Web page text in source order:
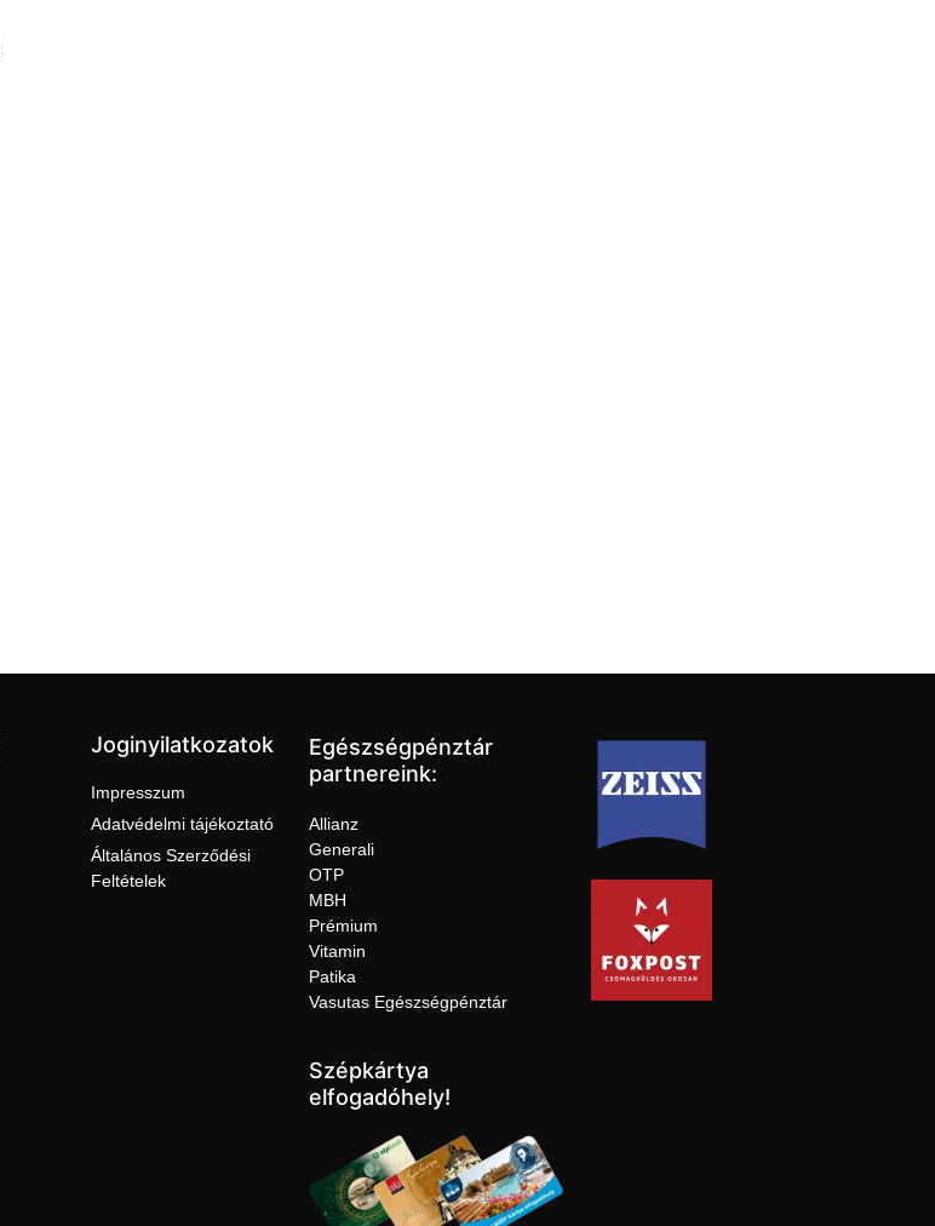
Joginyilatkozatok
Impresszum
Adatvédelmi tájékoztató
Általános Szerződési
Feltételek
Egészségpénztár
partnereink:
Allianz
Generali
OTP
MBH
Prémium
Vitamin
Patika
Vasutas Egészségpénztár
Szépkártya
elfogadóhely!